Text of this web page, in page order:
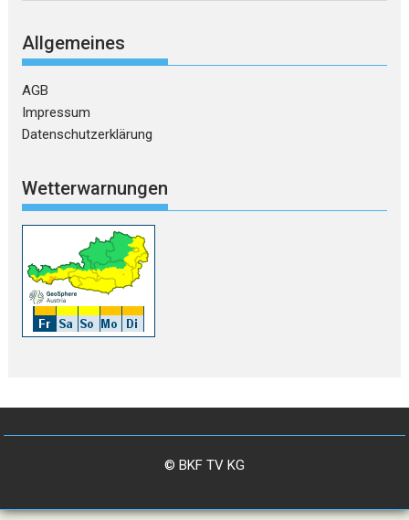
Allgemeines
AGB
Impressum
Datenschutzerklärung
Wetterwarnungen
© BKF TV KG